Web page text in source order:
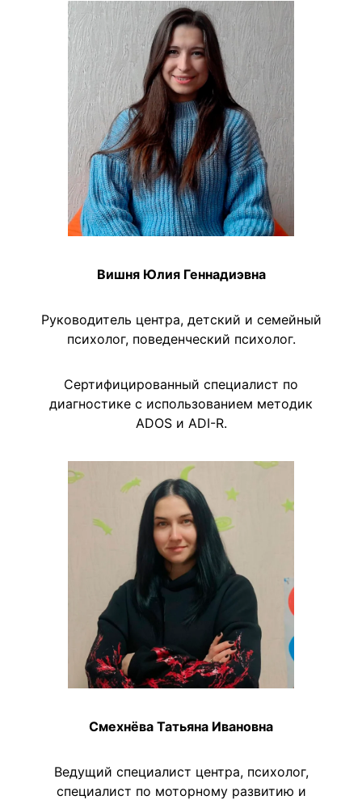
Вишня Юлия Геннадиэвна
Руководитель центра, детский и семейный
психолог, поведенческий психолог.
Сертифицированный специалист по
диагностике с использованием методик
ADOS и ADI-R.
Смехнёва Татьяна Ивановна
Ведущий специалист центра, психолог,
специалист по моторному развитию и